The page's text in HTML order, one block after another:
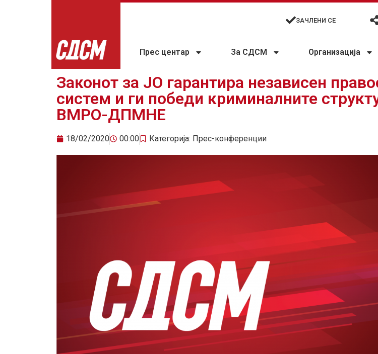
ЗАЧЛЕНИ СЕ
Прес центар За СДСМ Организација
Законот за ЈО гарантира независен
систем и ги победи криминалните
ВМРО-ДПМНЕ
18/02/2020 00:00 Категорија: Прес-конференции